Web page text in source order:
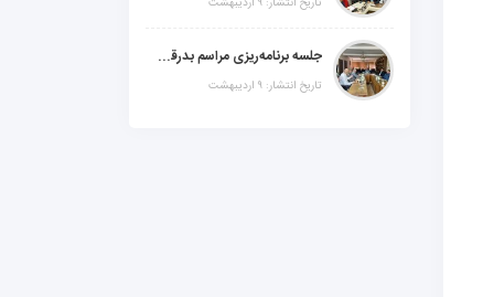
جلسه برنامه‌ریزی مراسم بدرقه شهید والامقام "رهبرشهید ایران"
تاریخ انتشار: ۹ اردیبهشت